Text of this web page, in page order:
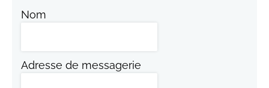
Nom
Adresse de messagerie